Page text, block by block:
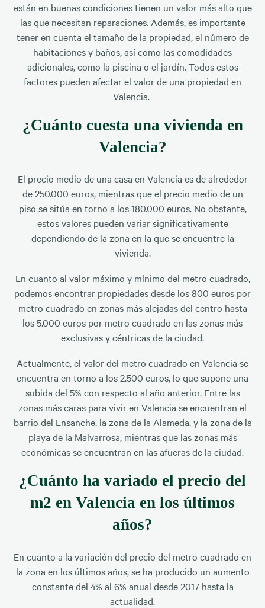
están en buenas condiciones tienen un valor más alto que
las que necesitan reparaciones. Además, es importante
tener en cuenta el tamaño de la propiedad, el número de
habitaciones y baños, así como las comodidades
adicionales, como la piscina o el jardín. Todos estos
factores pueden afectar el valor de una propiedad en
Valencia.
¿Cuánto cuesta una vivienda en
Valencia?
El precio medio de una casa en Valencia es de alrededor
de 250.000 euros, mientras que el precio medio de un
piso se sitúa en torno a los 180.000 euros. No obstante,
estos valores pueden variar significativamente
dependiendo de la zona en la que se encuentre la
vivienda.
En cuanto al valor máximo y mínimo del metro cuadrado,
podemos encontrar propiedades desde los 800 euros por
metro cuadrado en zonas más alejadas del centro hasta
los 5.000 euros por metro cuadrado en las zonas más
exclusivas y céntricas de la ciudad.
Actualmente, el valor del metro cuadrado en Valencia se
encuentra en torno a los 2.500 euros, lo que supone una
subida del 5% con respecto al año anterior. Entre las
zonas más caras para vivir en Valencia se encuentran el
barrio del Ensanche, la zona de la Alameda, y la zona de la
playa de la Malvarrosa, mientras que las zonas más
económicas se encuentran en las afueras de la ciudad.
¿Cuánto ha variado el precio del
m2 en Valencia en los últimos
años?
En cuanto a la variación del precio del metro cuadrado en
la zona en los últimos años, se ha producido un aumento
constante del 4% al 6% anual desde 2017 hasta la
actualidad.